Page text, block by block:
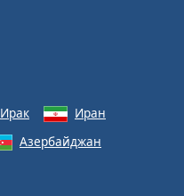
Ирак
Иран
Азербайджан